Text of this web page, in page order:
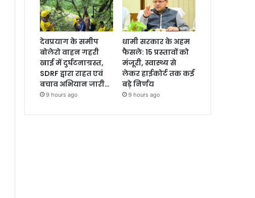
देवप्रयाग के समीप
बोलेरो वाहन गहरी
खाई में दुर्घटनाग्रस्त,
SDRF द्वारा राहत एवं
बचाव अभियान जारी…
9 hours ago
धामी सरकार के अहम
फैसले: 15 प्रस्तावों को
मंजूरी, स्वास्थ्य से
लेकर हाईकोर्ट तक कई
बड़े निर्णय
9 hours ago